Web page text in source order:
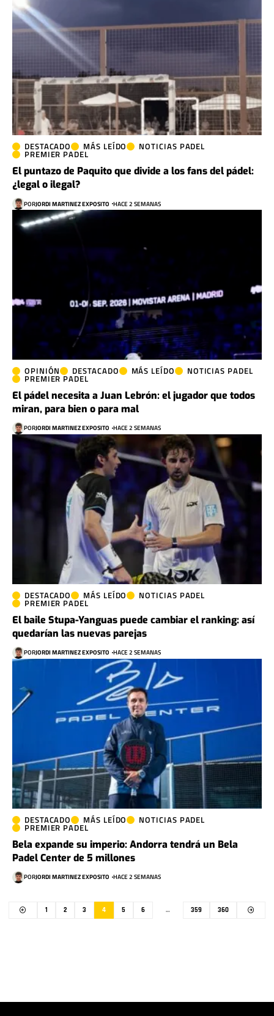
DESTACADO MÁS LEÍDO NOTICIAS PADEL
PREMIER PADEL
El puntazo de Paquito que divide a los fans del pádel:
¿legal o ilegal?
PORJORDI MARTINEZ EXPOSITO HACE 2 SEMANAS
OPINIÓN DESTACADO MÁS LEÍDO NOTICIAS PADEL
PREMIER PADEL
El pádel necesita a Juan Lebrón: el jugador que todos
miran, para bien o para mal
PORJORDI MARTINEZ EXPOSITO HACE 2 SEMANAS
DESTACADO MÁS LEÍDO NOTICIAS PADEL
PREMIER PADEL
El baile Stupa-Yanguas puede cambiar el ranking: así
quedarían las nuevas parejas
PORJORDI MARTINEZ EXPOSITO HACE 2 SEMANAS
DESTACADO MÁS LEÍDO NOTICIAS PADEL
PREMIER PADEL
Bela expande su imperio: Andorra tendrá un Bela
Padel Center de 5 millones
PORJORDI MARTINEZ EXPOSITO HACE 2 SEMANAS
1 2 3 4 5 6 … 359 360